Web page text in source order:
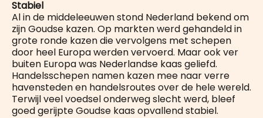
Stabiel
Al in de middeleeuwen stond Nederland bekend om
zijn Goudse kazen. Op markten werd gehandeld in
grote ronde kazen die vervolgens met schepen
door heel Europa werden vervoerd. Maar ook ver
buiten Europa was Nederlandse kaas geliefd.
Handelsschepen namen kazen mee naar verre
havensteden en handelsroutes over de hele wereld.
Terwijl veel voedsel onderweg slecht werd, bleef
goed gerijpte Goudse kaas opvallend stabiel.